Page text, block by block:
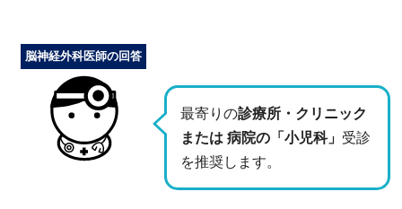
最寄りの診療所・クリニック
または 病院の「小児科」 受診
を推奨します。
脳神経外科医師の回答